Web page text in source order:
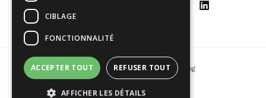
Copyright © 2026 Johann Yang-Ting
CIBLAGE
FONCTIONNALITÉ
ACCEPTER TOUT REFUSER TOUT
AFFICHER LES DÉTAILS